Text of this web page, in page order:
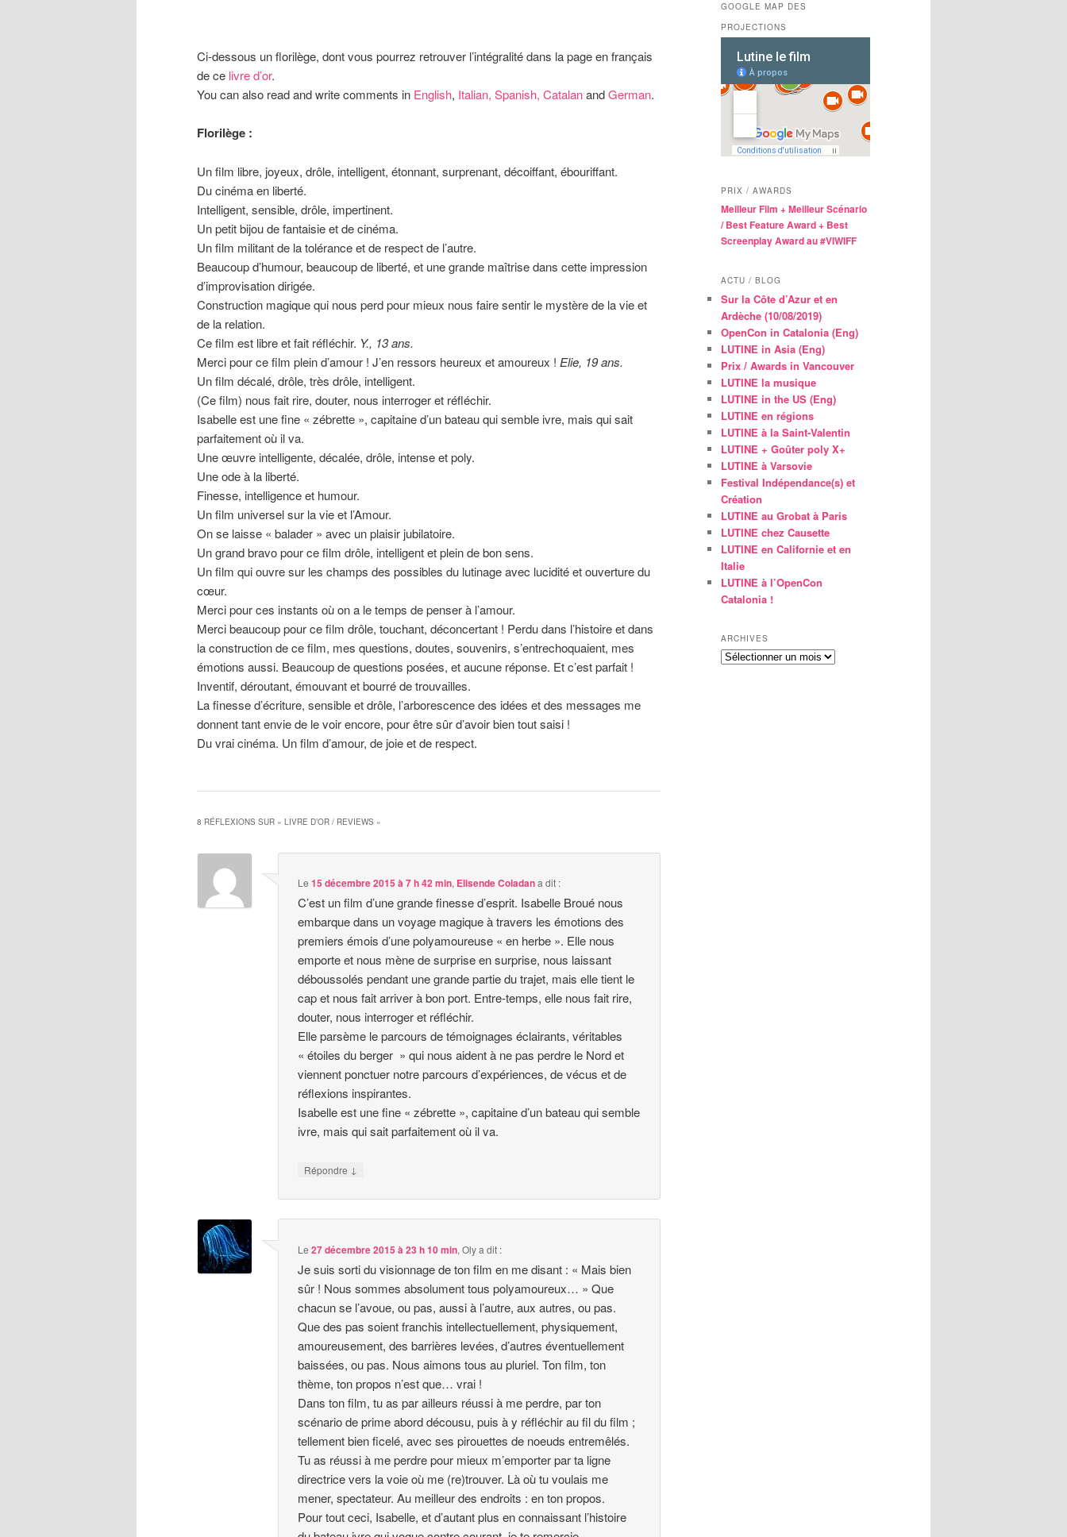
Ci-dessous un florilège, dont vous pourrez retrouver l’intégralité dans la page en français
de ce livre d’or.
You can also read and write comments in English, Italian, Spanish, CatalanandGerman.
Florilège :
Un film libre, joyeux, drôle, intelligent, étonnant, surprenant, décoiffant, ébouriffant.
Du cinéma en liberté.
Intelligent, sensible, drôle, impertinent.
Un petit bijou de fantaisie et de cinéma.
Un film militant de la tolérance et de respect de l’autre.
Beaucoup d’humour, beaucoup de liberté, et une grande maîtrise dans cette impression
d’improvisation dirigée.
Construction magique qui nous perd pour mieux nous faire sentir le mystère de la vie et
de la relation.
Ce film est libre et fait réfléchir. Y., 13 ans.
Merci pour ce film plein d’amour ! J’en ressors heureux et amoureux ! Elie, 19 ans.
Un film décalé, drôle, très drôle, intelligent.
(Ce film) nous fait rire, douter, nous interroger et réfléchir.
Isabelle est une fine « zébrette », capitaine d’un bateau qui semble ivre, mais qui sait
parfaitement où il va.
Une œuvre intelligente, décalée, drôle, intense et poly.
Une ode à la liberté.
Finesse, intelligence et humour.
Un film universel sur la vie et l’Amour.
On se laisse « balader » avec un plaisir jubilatoire.
Un grand bravo pour ce film drôle, intelligent et plein de bon sens.
Un film qui ouvre sur les champs des possibles du lutinage avec lucidité et ouverture du
cœur.
Merci pour ces instants où on a le temps de penser à l’amour.
Merci beaucoup pour ce film drôle, touchant, déconcertant ! Perdu dans l’histoire et dans
la construction de ce film, mes questions, doutes, souvenirs, s’entrechoquaient, mes
émotions aussi. Beaucoup de questions posées, et aucune réponse. Et c’est parfait !
Inventif, déroutant, émouvant et bourré de trouvailles.
La finesse d’écriture, sensible et drôle, l’arborescence des idées et des messages me
donnent tant envie de le voir encore, pour être sûr d’avoir bien tout saisi !
Du vrai cinéma. Un film d’amour, de joie et de respect.
8 RÉFLEXIONS SUR « LIVRE D’OR / REVIEWS »
Le15 décembre 2015 à 7 h 42 min, Elisende Coladana dit :
C’est un film d’une grande finesse d’esprit. Isabelle Broué nous
embarque dans un voyage magique à travers les émotions des
premiers émois d’une polyamoureuse « en herbe ». Elle nous
emporte et nous mène de surprise en surprise, nous laissant
déboussolés pendant une grande partie du trajet, mais elle tient le
cap et nous fait arriver à bon port. Entre-temps, elle nous fait rire,
douter, nous interroger et réfléchir.
Elle parsème le parcours de témoignages éclairants, véritables
« étoiles du berger » qui nous aident à ne pas perdre le Nord et
viennent ponctuer notre parcours d’expériences, de vécus et de
réflexions inspirantes.
Isabelle est une fine « zébrette », capitaine d’un bateau qui semble
ivre, mais qui sait parfaitement où il va.
Répondre ↓
Le27 décembre 2015 à 23 h 10 min,Olya dit :
Je suis sorti du visionnage de ton film en me disant : « Mais bien
sûr ! Nous sommes absolument tous polyamoureux… » Que
chacun se l’avoue, ou pas, aussi à l’autre, aux autres, ou pas.
Que des pas soient franchis intellectuellement, physiquement,
amoureusement, des barrières levées, d’autres éventuellement
baissées, ou pas. Nous aimons tous au pluriel. Ton film, ton
thème, ton propos n’est que… vrai !
Dans ton film, tu as par ailleurs réussi à me perdre, par ton
scénario de prime abord décousu, puis à y réfléchir au fil du film ;
tellement bien ficelé, avec ses pirouettes de noeuds entremêlés.
Tu as réussi à me perdre pour mieux m’emporter par ta ligne
directrice vers la voie où me (re)trouver. Là où tu voulais me
mener, spectateur. Au meilleur des endroits : en ton propos.
Pour tout ceci, Isabelle, et d’autant plus en connaissant l’histoire
GOOGLE MAP DES
PROJECTIONS
PRIX / AWARDS
Meilleur Film + Meilleur Scénario
/ Best Feature Award + Best
Screenplay Award au #VIWIFF
ACTU / BLOG
Sur la Côte d’Azur et en
Ardèche (10/08/2019)
OpenCon in Catalonia (Eng)
LUTINE in Asia (Eng)
Prix / Awards in Vancouver
LUTINE la musique
LUTINE in the US (Eng)
LUTINE en régions
LUTINE à la Saint-Valentin
LUTINE + Goûter poly X+
LUTINE à Varsovie
Festival Indépendance(s) et
Création
LUTINE au Grobat à Paris
LUTINE chez Causette
LUTINE en Californie et en
Italie
LUTINE à l’OpenCon
Catalonia !
ARCHIVES
Archives